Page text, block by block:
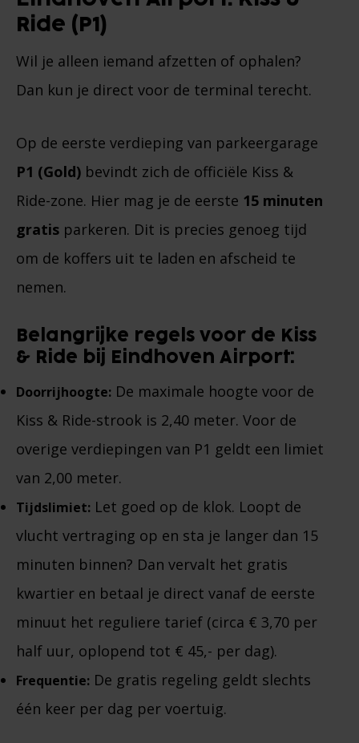
Ride (P1)
Wil je alleen iemand afzetten of ophalen?
Dan kun je direct voor de terminal terecht.
Op de eerste verdieping van parkeergarage
P1 (Gold) bevindt zich de officiële Kiss &
Ride-zone. Hier mag je de eerste 15 minuten
gratis parkeren. Dit is precies genoeg tijd
om de koffers uit te laden en afscheid te
nemen.
Belangrijke regels voor de Kiss
& Ride bij Eindhoven Airport:
Doorrijhoogte: De maximale hoogte voor de
Kiss & Ride-strook is 2,40 meter. Voor de
overige verdiepingen van P1 geldt een limiet
van 2,00 meter.
Tijdslimiet: Let goed op de klok. Loopt de
vlucht vertraging op en sta je langer dan 15
minuten binnen? Dan vervalt het gratis
kwartier en betaal je direct vanaf de eerste
minuut het reguliere tarief (circa € 3,70 per
half uur, oplopend tot € 45,- per dag).
Frequentie: De gratis regeling geldt slechts
één keer per dag per voertuig.